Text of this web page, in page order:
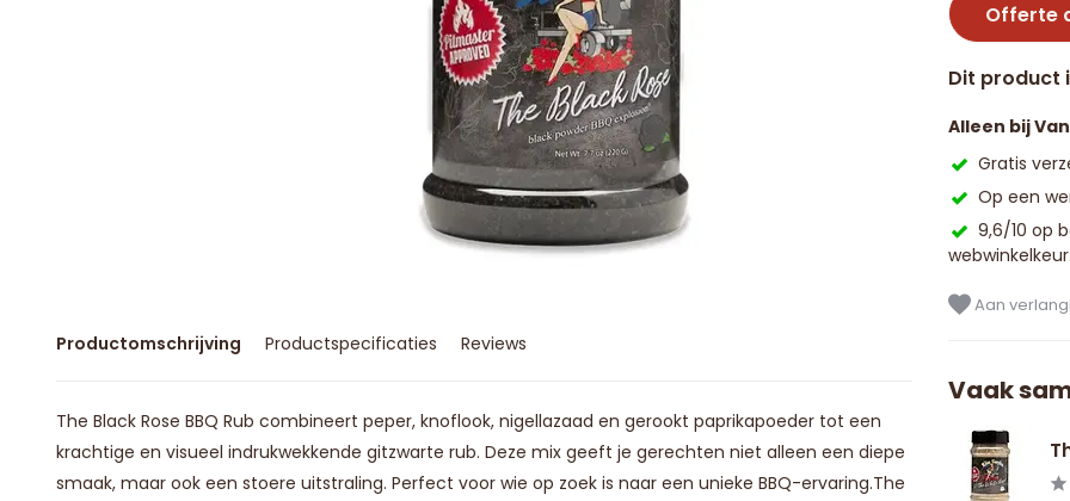
Productomschrijving Productspecificaties Reviews
The Black Rose BBQ Rub combineert peper, knoflook, nigellazaad en gerookt paprikapoeder tot een
krachtige en visueel indrukwekkende gitzwarte rub. Deze mix geeft je gerechten niet alleen een diepe
smaak, maar ook een stoere uitstraling. Perfect voor wie op zoek is naar een unieke BBQ-ervaring.The
Offerte
Dit product
Alleen bij
Gratis
Op een
9,6/10 op
Aan
Vaak